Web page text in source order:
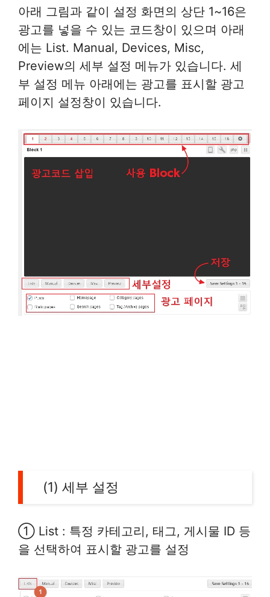
아래 그림과 같이 설정 화면의 상단 1~16은
광고를 넣을 수 있는 코드창이 있으며 아래
에는 List. Manual, Devices, Misc,
Preview의 세부 설정 메뉴가 있습니다. 세
부 설정 메뉴 아래에는 광고를 표시할 광고
페이지 설정창이 있습니다.
(1) 세부 설정
① List : 특정 카테고리, 태그, 게시물 ID 등
을 선택하여 표시할 광고를 설정